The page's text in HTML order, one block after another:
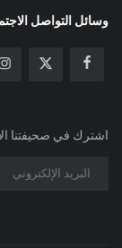
وسائل التواصل
اشترك في صحيفتنا